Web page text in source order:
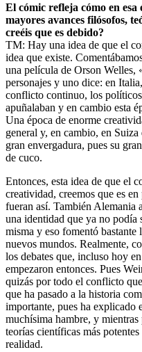
El cómic refleja cómo en
mayores avances filósofos,
creéis que es debido?
TM: Hay una idea de que el
idea que existe.
una película de Orson Welles,
personajes y uno dice: en
conflicto continuo, los políticos
apuñalaban y en cambio esta
Una época de enorme
general y, en cambio, en
gran envergadura, pues su
de cuco.
Entonces, esta idea de que el
creatividad, creemos que es
fueran así. También Alemania
una identidad que ya no podía
misma y eso fomentó
nuevos mundos. Realmente,
los debates que, incluso hoy
empezaron entonces. Pues
quizás por todo el conflicto
que ha pasado a la historia
importante, pues ha explicado
muchísima hambre, y mientras
teorías científicas más
realidad.